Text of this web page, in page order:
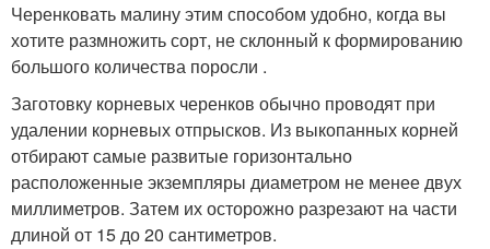
Черенковать малину этим способом удобно, когда вы
хотите размножить сорт, не склонный к формированию
большого количества поросли .
Заготовку корневых черенков обычно проводят при
удалении корневых отпрысков. Из выкопанных корней
отбирают самые развитые горизонтально
расположенные экземпляры диаметром не менее двух
миллиметров. Затем их осторожно разрезают на части
длиной от 15 до 20 сантиметров.